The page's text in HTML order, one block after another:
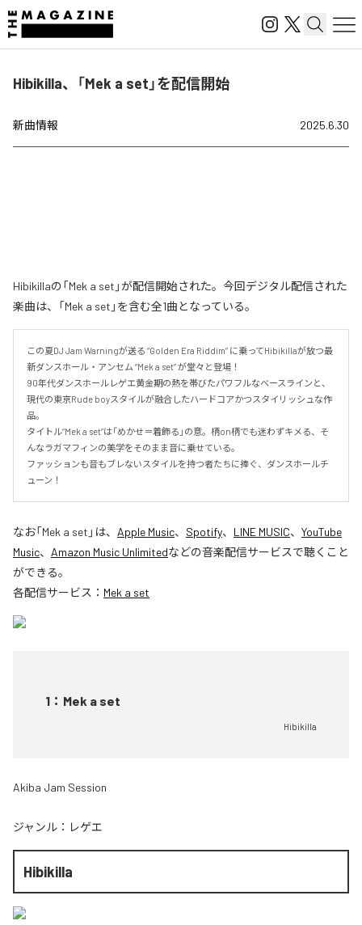
Hibikilla、「Mek a set」を配信開始
新曲情報 2025.6.30
Hibikillaの「Mek a set」が配信開始された。今回デジタル配信された
楽曲は、「Mek a set」を含む全1曲となっている。
この夏DJ Jam Warningが送る “Golden Era Riddim” に乗ってHibikillaが放つ最
新ダンスホール・アンセム “Mek a set” が堂々と登場！
90年代ダンスホールレゲエ黄金期の熱を帯びたパワフルなベースラインと、
現代の東京Rude boyスタイルが融合したハードコアかつスタイリッシュな作
品。
タイトル“Mek a set”は「めかせ＝着飾る」の意。柄on柄でも迷わずキメる、そ
んなラガマフィンの美学をそのまま音に乗せている。
ファッションも音もブレないスタイルを持つ者たちに捧ぐ、ダンスホールチ
ューン！
なお「Mek a set 」は、 Apple Music、 Spotify、 LINE MUSIC、 YouTube
Music、 Amazon Music Unlimitedなどの音楽配信サービスで聴くこと
ができる。
各配信サービス： Mek a set
1 ： Mek a set
Hibikilla
Akiba Jam Session
ジャンル： レゲエ
Hibikilla